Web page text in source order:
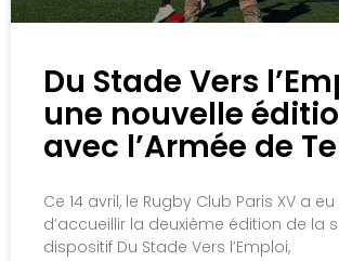
Du Stade Vers
une nouvelle
avec l’Armée de
Ce 14 avril, le Rugby Club Paris XV a
d’accueillir la deuxième édition de la
dispositif Du Stade Vers l’Emploi,